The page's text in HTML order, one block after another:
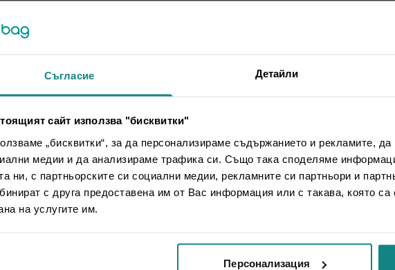
Съгласие Детайли
сайт използва "бисквитки"
„бисквитки“, за да персонализираме съдържанието и рекламите,
медии и да анализираме трафика си. Също така споделяме
ни, с партньорските си социални медии, рекламните си партньори и
с друга предоставена им от Вас информация или с такава, която
на услугите им.
Персонализация